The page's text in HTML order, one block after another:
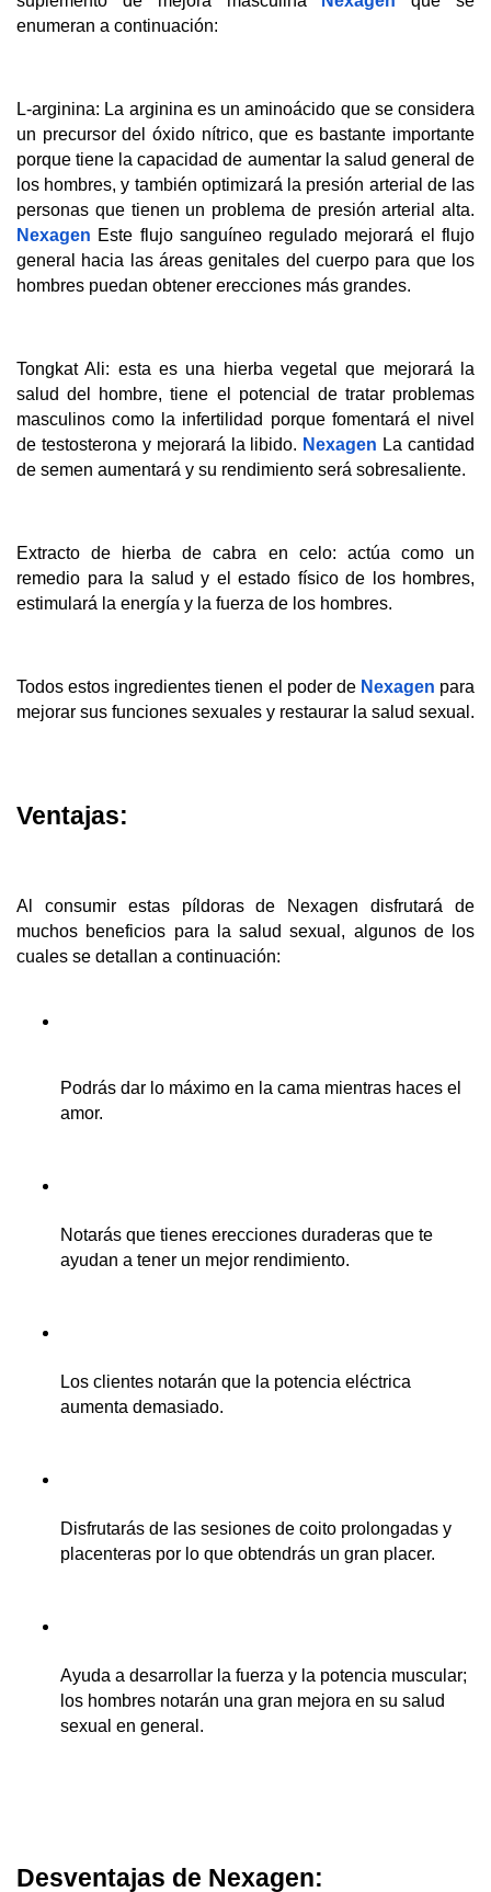
enumeran a continuación:
L-arginina: La arginina es un aminoácido que se considera
un precursor del óxido nítrico, que es bastante importante
porque tiene la capacidad de aumentar la salud general de
los hombres, y también optimizará la presión arterial de las
Nexagen Este flujo sanguíneo regulado mejorará el flujo
general hacia las áreas genitales del cuerpo para que los
hombres puedan obtener erecciones más grandes.
Tongkat Ali: esta es una hierba vegetal que mejorará la
salud del hombre, tiene el potencial de tratar problemas
masculinos como la infertilidad porque fomentará el nivel
de testosterona y mejorará la libido. Nexagen La cantidad
de semen aumentará y su rendimiento será sobresaliente.
Extracto de hierba de cabra en celo: actúa como un
remedio para la salud y el estado físico de los hombres,
estimulará la energía y la fuerza de los hombres.
Todos estos ingredientes tienen el poder de Nexagen para
mejorar sus funciones sexuales y restaurar la salud sexual.
Ventajas:
Al consumir estas píldoras de Nexagen disfrutará de
muchos beneficios para la salud sexual, algunos de los
cuales se detallan a continuación:
Podrás dar lo máximo en la cama mientras haces el
amor.
Notarás que tienes erecciones duraderas que te
ayudan a tener un mejor rendimiento.
Los clientes notarán que la potencia eléctrica
aumenta demasiado.
Disfrutarás de las sesiones de coito prolongadas y
placenteras por lo que obtendrás un gran placer.
Ayuda a desarrollar la fuerza y ​​la potencia muscular;
los hombres notarán una gran mejora en su salud
sexual en general.
Desventajas de Nexagen: